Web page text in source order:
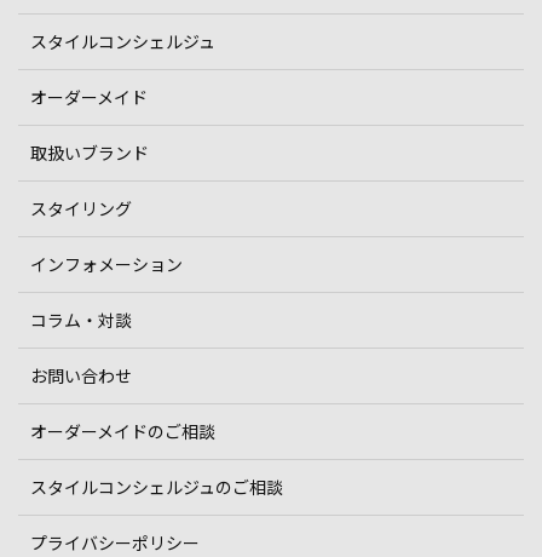
スタイルコンシェルジュ
オーダーメイド
取扱いブランド
スタイリング
インフォメーション
コラム・対談
お問い合わせ
オーダーメイドのご相談
スタイルコンシェルジュのご相談
プライバシーポリシー